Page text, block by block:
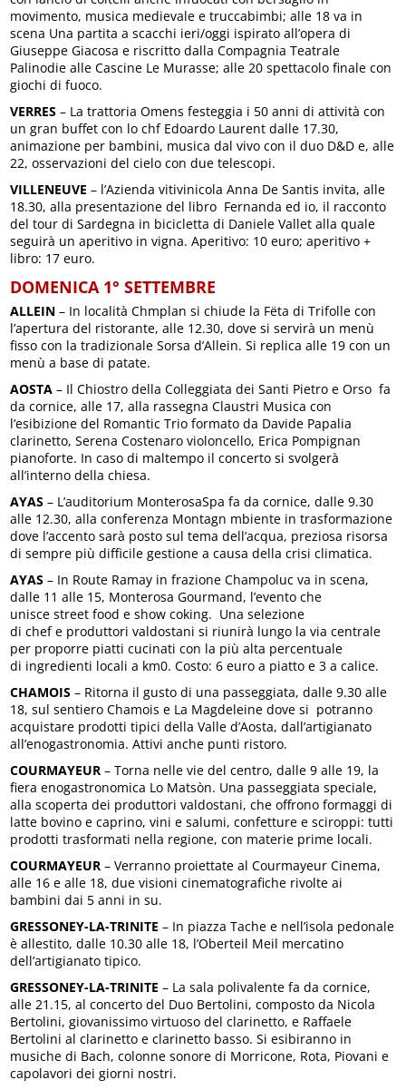
movimento, musica medievale e truccabimbi; alle 18 va in
scena Una partita a scacchi ieri/oggi ispirato all’opera di
Giuseppe Giacosa e riscritto dalla Compagnia Teatrale
Palinodie alle Cascine Le Murasse; alle 20 spettacolo finale con
giochi di fuoco.
VERRES – La trattoria Omens festeggia i 50 anni di attività con
un gran buffet con lo chf Edoardo Laurent dalle 17.30,
animazione per bambini, musica dal vivo con il duo D&D e, alle
22, osservazioni del cielo con due telescopi.
VILLENEUVE – l’Azienda vitivinicola Anna De Santis invita, alle
18.30, alla presentazione del libro Fernanda ed io, il racconto
del tour di Sardegna in bicicletta di Daniele Vallet alla quale
seguirà un aperitivo in vigna. Aperitivo: 10 euro; aperitivo +
libro: 17 euro.
DOMENICA 1° SETTEMBRE
ALLEIN – In località Chmplan si chiude la Fëta di Trifolle con
l’apertura del ristorante, alle 12.30, dove si servirà un menù
fisso con la tradizionale Sorsa d’Allein. Si replica alle 19 con un
menù a base di patate.
AOSTA – Il Chiostro della Colleggiata dei Santi Pietro e Orso fa
da cornice, alle 17, alla rassegna Claustri Musica con
l’esibizione del Romantic Trio formato da Davide Papalia
clarinetto, Serena Costenaro violoncello, Erica Pompignan
pianoforte. In caso di maltempo il concerto si svolgerà
all’interno della chiesa.
AYAS – L’auditorium MonterosaSpa fa da cornice, dalle 9.30
alle 12.30, alla conferenza Montagn mbiente in trasformazione
dove l’accento sarà posto sul tema dell’acqua, preziosa risorsa
di sempre più difficile gestione a causa della crisi climatica.
AYAS – In Route Ramay in frazione Champoluc va in scena,
dalle 11 alle 15, Monterosa Gourmand, l’evento che
unisce street food e show coking. Una selezione
di chef e produttori valdostani si riunirà lungo la via centrale
per proporre piatti cucinati con la più alta percentuale
di ingredienti locali a km0. Costo: 6 euro a piatto e 3 a calice.
CHAMOIS – Ritorna il gusto di una passeggiata, dalle 9.30 alle
18, sul sentiero Chamois e La Magdeleine dove si potranno
acquistare prodotti tipici della Valle d’Aosta, dall’artigianato
all’enogastronomia. Attivi anche punti ristoro.
COURMAYEUR – Torna nelle vie del centro, dalle 9 alle 19, la
fiera enogastronomica Lo Matsòn. Una passeggiata speciale,
alla scoperta dei produttori valdostani, che offrono formaggi di
latte bovino e caprino, vini e salumi, confetture e sciroppi: tutti
prodotti trasformati nella regione, con materie prime locali.
COURMAYEUR – Verranno proiettate al Courmayeur Cinema,
alle 16 e alle 18, due visioni cinematografiche rivolte ai
bambini dai 5 anni in su.
GRESSONEY-LA-TRINITE – In piazza Tache e nell’isola pedonale
è allestito, dalle 10.30 alle 18, l’Oberteil Meil mercatino
dell’artigianato tipico.
GRESSONEY-LA-TRINITE – La sala polivalente fa da cornice,
alle 21.15, al concerto del Duo Bertolini, composto da Nicola
Bertolini, giovanissimo virtuoso del clarinetto, e Raffaele
Bertolini al clarinetto e clarinetto basso. Si esibiranno in
musiche di Bach, colonne sonore di Morricone, Rota, Piovani e
capolavori dei giorni nostri.